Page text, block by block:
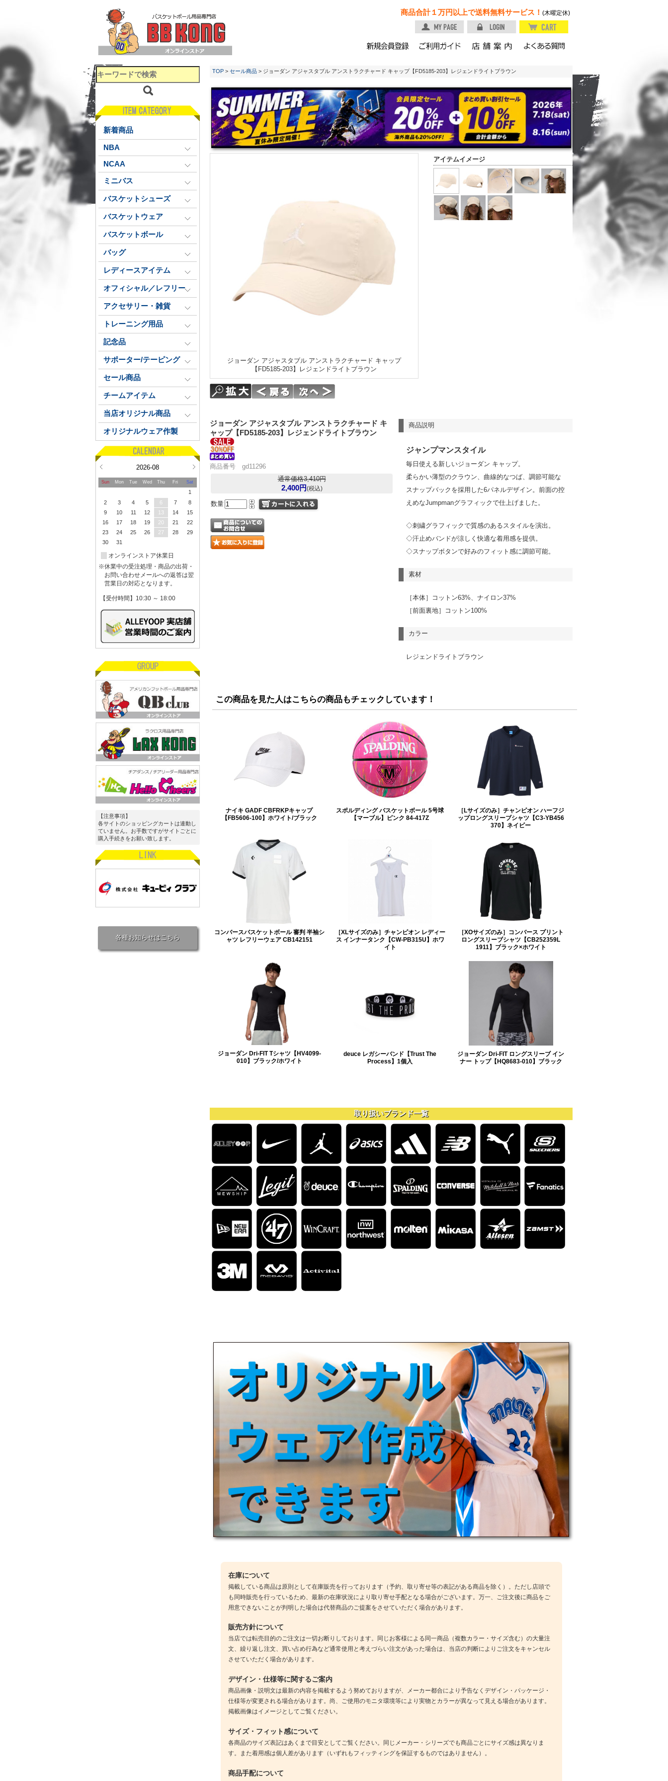
商品合計１万円以上で送料無料サービス！ (木曜定休)
新着商品
NBA
NCAA
ミニバス
バスケットシューズ
バスケットウェア
バスケットボール
バッグ
レディースアイテム
オフィシャル／レフリー
アクセサリー・雑貨
トレーニング用品
記念品
サポーター/テーピング
セール商品
チームアイテム
当店オリジナル商品
オリジナルウェア作製
2026-08
Sun Mon Tue Wed Thu Fri Sat
1
2
3 4 5 6 7
8
9
10 11 12 13 14
15
16
17 18 19 20 21
22
23
24 25 26 27 28
29
30
31
オンラインストア休業日
※休業中の受注処理・商品の出荷・
お問い合わせメールへの返答は翌
営業日の対応となります。
【受付時間】10:30 ～ 18:00
【注意事項】
各サイトのショッピングカートは連動し
ていません。お手数ですがサイトごとに
購入手続きをお願い致します。
各種お知らせはこちら
TOP > セール商品 > ジョーダン アジャスタブル アンストラクチャード キャップ【FD5185-203】レジェンドライトブラウン
アイテムイメージ
ジョーダン アジャスタブル アンストラクチャード キャップ
【FD5185-203】レジェンドライトブラウン
商品説明
ジャンプマンスタイル
毎日使える新しいジョーダン キャップ。
柔らかい薄型のクラウン、曲線的なつば、調節可能な
スナップバックを採用した6パネルデザイン。前面の控
えめなJumpmanグラフィックで仕上げました。
◇刺繍グラフィックで質感のあるスタイルを演出。
◇汗止めバンドが涼しく快適な着用感を提供。
◇スナップボタンで好みのフィット感に調節可能。
素材
［本体］コットン63%、ナイロン37%
［前面裏地］コットン100%
カラー
レジェンドライトブラウン
ジョーダン アジャスタブル アンストラクチャード キ
ャップ【FD5185-203】レジェンドライトブラウン
商品番号 gd11296
通常価格3,410円
2,400円(税込)
数量
この商品を見た人はこちらの商品もチェックしています！
ナイキ GADF CBFRKPキャップ
【FB5606-100】ホワイト/ブラック
スポルディング バスケットボール 5号球
【マーブル】ピンク 84-417Z
［Lサイズのみ］チャンピオン ハーフジ
ップロングスリーブシャツ【C3-YB456
370】ネイビー
コンバースバスケットボール 審判 半袖シ
ャツ レフリーウェア CB142151
［XLサイズのみ］チャンピオン レディー
ス インナータンク【CW-PB315U】ホワ
イト
［XOサイズのみ］コンバース プリント
ロングスリーブシャツ【CB252359L
1911】ブラック×ホワイト
ジョーダン Dri-FIT Tシャツ【HV4099-
010】ブラック/ホワイト
deuce レガシーバンド【Trust The
Process】1個入
ジョーダン Dri-FIT ロングスリーブ イン
ナー トップ【HQ8683-010】ブラック
取り扱いブランド一覧
在庫について
掲載している商品は原則として在庫販売を行っております（予約、取り寄せ等の表記がある商品を除く）。ただし店頭で
も同時販売を行っているため、最新の在庫状況により取り寄せ手配となる場合がございます。万一、ご注文後に商品をご
用意できないことが判明した場合は代替商品のご提案をさせていただく場合があります。
販売方針について
当店では転売目的のご注文は一切お断りしております。同じお客様による同一商品（複数カラー・サイズ含む）の大量注
文、繰り返し注文、買い占め行為など通常使用と考えづらい注文があった場合は、当店の判断によりご注文をキャンセル
させていただく場合があります。
デザイン・仕様等に関するご案内
商品画像・説明文は最新の内容を掲載するよう努めておりますが、メーカー都合により予告なくデザイン・パッケージ・
仕様等が変更される場合があります。尚、ご使用のモニタ環境等により実物とカラーが異なって見える場合があります。
掲載画像はイメージとしてご覧ください。
サイズ・フィット感について
各商品のサイズ表記はあくまで目安としてご覧ください。同じメーカー・シリーズでも商品ごとにサイズ感は異なりま
す。また着用感は個人差があります（いずれもフィッティングを保証するものではありません）。
商品手配について